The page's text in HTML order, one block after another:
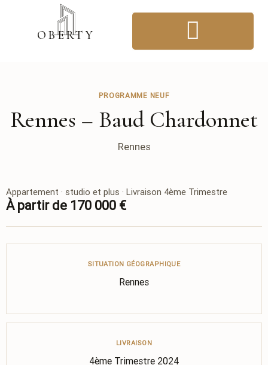
OBERT Y
PROGRAMME NEUF
Rennes – Baud Chardonnet
Rennes
Appartement · studio et plus · Livraison 4ème Trimestre
À partir de 170 000 €
SITUATION GÉOGRAPHIQUE
Rennes
LIVRAISON
4ème Trimestre 2024